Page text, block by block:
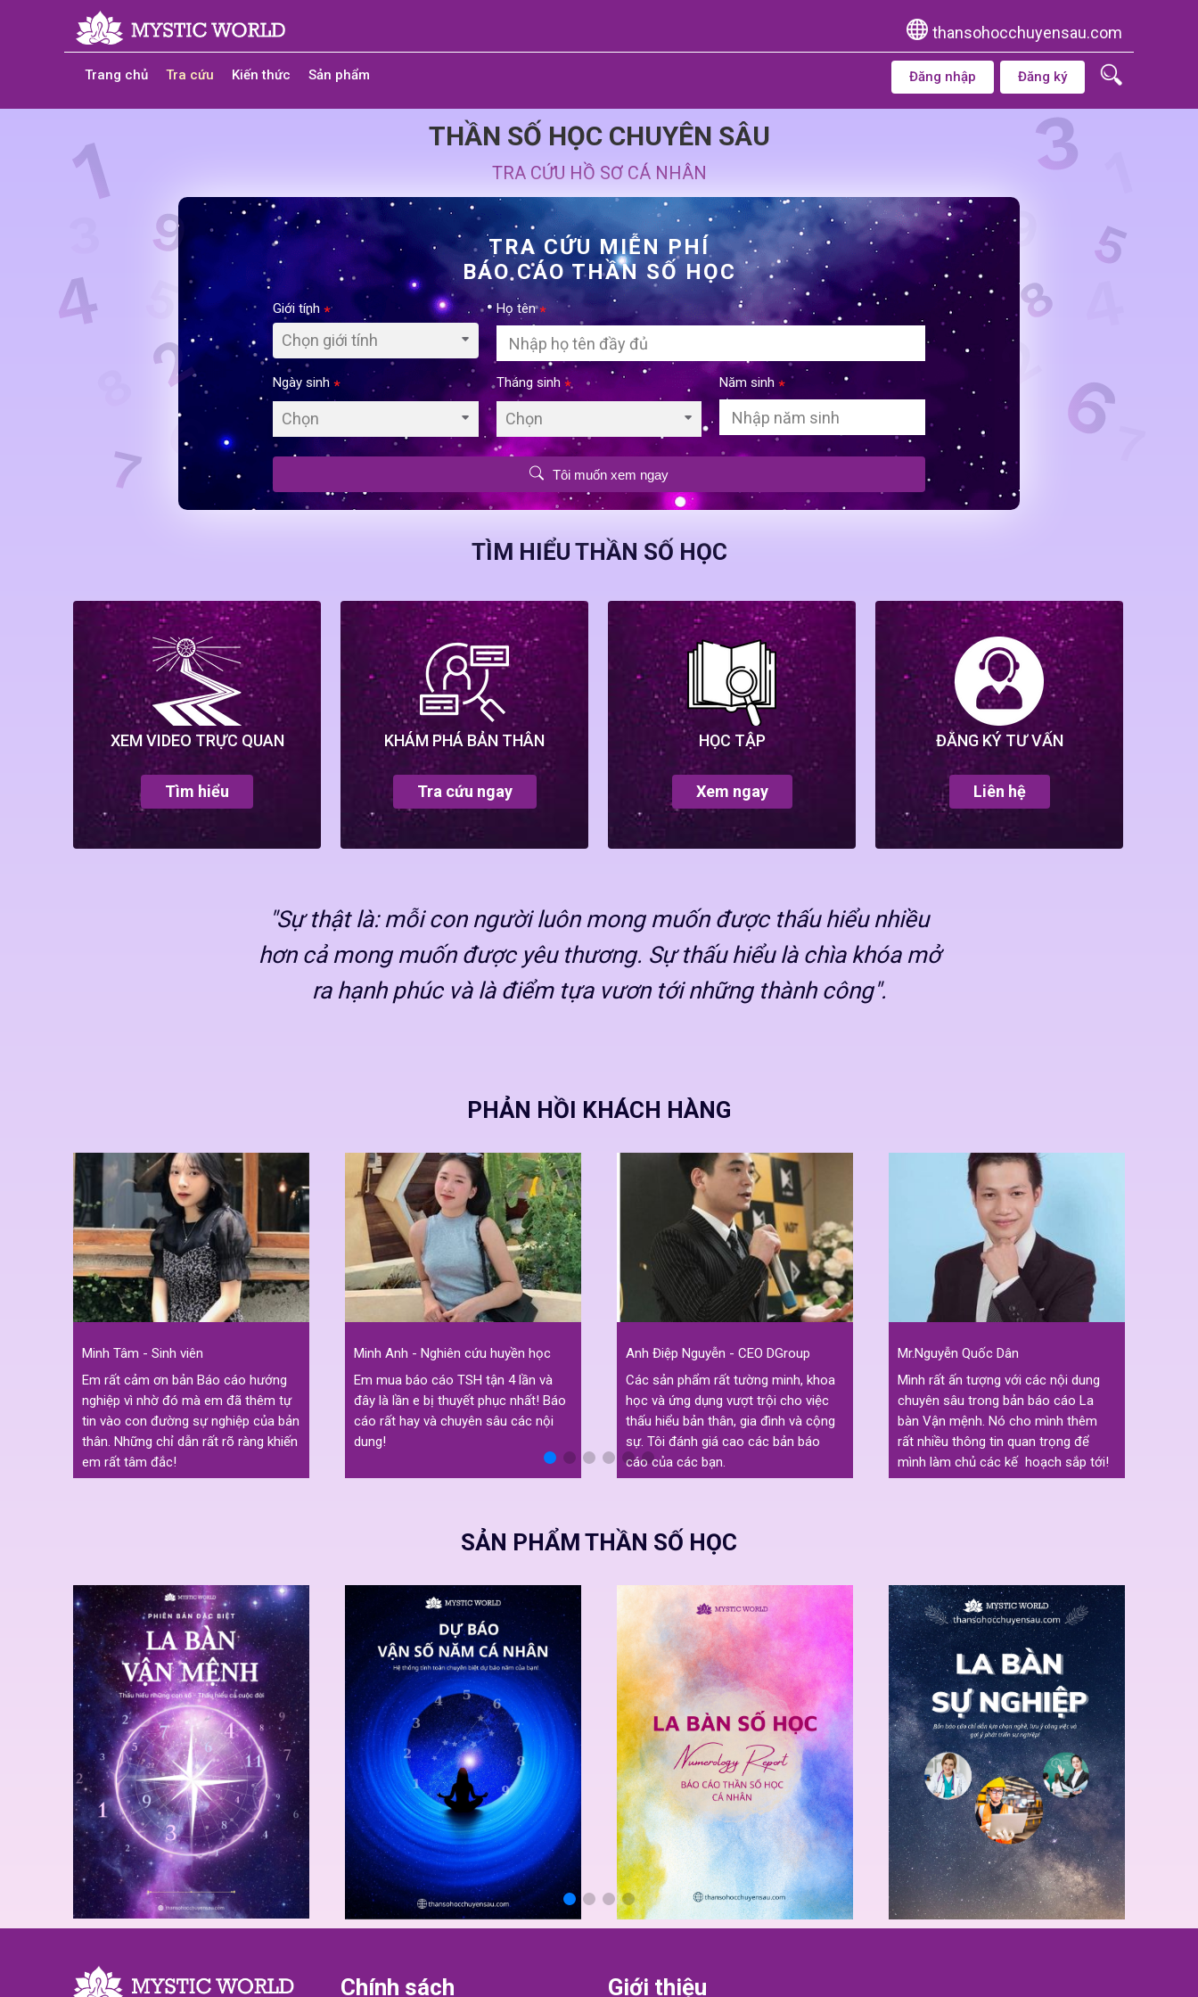
thansohocchuyensau.com
Trang chủ Tra cứu Kiến thức Sản phẩm Đăng nhập Đăng ký
THẦN SỐ HỌC CHUYÊN SÂU
TRA CỨU HỒ SƠ CÁ NHÂN
TRA CỨU MIỄN PHÍ
BÁO CÁO THẦN SỐ HỌC
Giới tính
Chọn giới tính
Họ tên
Ngày sinh
Chọn
Tháng sinh
Chọn
Năm sinh
Tôi muốn xem ngay
TÌM HIỂU THẦN SỐ HỌC
XEM VIDEO TRỰC QUAN
Tìm hiểu
KHÁM PHÁ BẢN THÂN
Tra cứu ngay
HỌC TẬP
Xem ngay
ĐĂNG KÝ TƯ VẤN
Liên hệ
"Sự thật là: mỗi con người luôn mong muốn được thấu hiểu nhiều
hơn cả mong muốn được yêu thương. Sự thấu hiểu là chìa khóa mở
ra hạnh phúc và là điểm tựa vươn tới những thành công".
PHẢN HỒI KHÁCH HÀNG
Minh Tâm - Sinh viên
Em rất cảm ơn bản Báo cáo hướng
nghiệp vì nhờ đó mà em đã thêm tự
tin vào con đường sự nghiệp của bản
thân. Những chỉ dẫn rất rõ ràng khiến
em rất tâm đắc!
Minh Anh - Nghiên cứu huyền học
Em mua báo cáo TSH tận 4 lần và
đây là lần e bị thuyết phục nhất! Báo
cáo rất hay và chuyên sâu các nội
dung!
Anh Điệp Nguyễn - CEO DGroup
Các sản phẩm rất tường minh, khoa
học và ứng dụng vượt trội cho việc
thấu hiểu bản thân, gia đình và cộng
sự. Tôi đánh giá cao các bản báo
cáo của các bạn.
Mr.Nguyễn Quốc Dân
Mình rất ấn tượng với các nội dung
chuyên sâu trong bản báo cáo La
bàn Vận mệnh. Nó cho mình thêm
rất nhiều thông tin quan trọng để
mình làm chủ các kế hoạch sắp tới!
SẢN PHẨM THẦN SỐ HỌC
Chính sách Giới thiệu